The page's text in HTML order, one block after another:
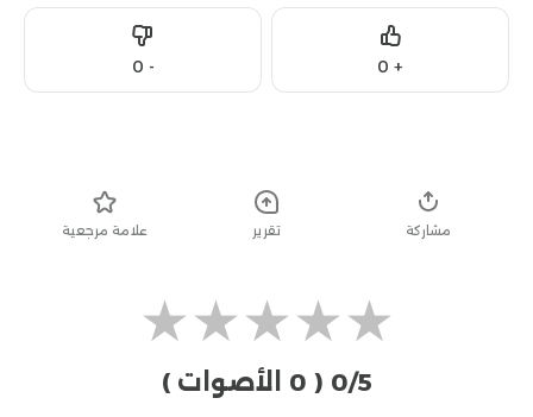
+
0
Like
-
0
Dislike
مشاركة تقرير علامة مرجعية
★
★
★
★
★
0/5 ( 0 الأصوات )